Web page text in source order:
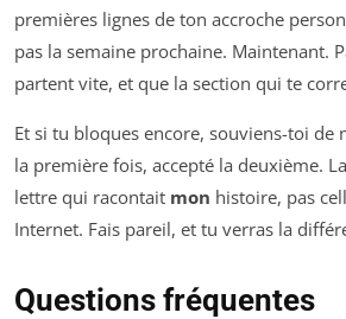
premières lignes de ton accroche
pas la semaine prochaine. Maintenant.
partent vite, et que la section qui te
Et si tu bloques encore, souviens-toi de
la première fois, accepté la deuxième.
lettre qui racontait mon histoire, pas
Internet. Fais pareil, et tu verras la
Questions fréquentes